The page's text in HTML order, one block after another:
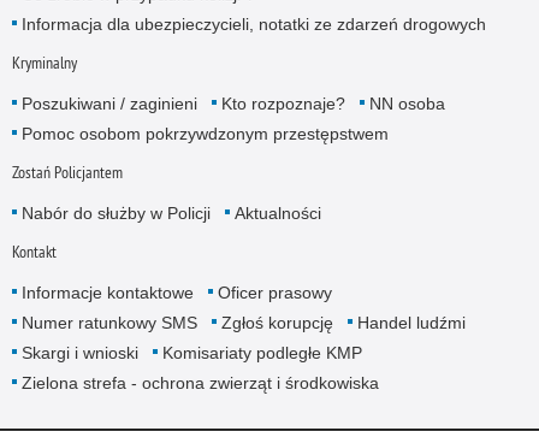
Informacja dla ubezpieczycieli, notatki ze zdarzeń drogowych
Kryminalny
Poszukiwani / zaginieni Kto rozpoznaje?
NN osoba
Pomoc osobom pokrzywdzonym przestępstwem
Zostań Policjantem
Nabór do służby w Policji Aktualności
Kontakt
Informacje kontaktowe
Oficer prasowy
Numer ratunkowy SMS
Zgłoś korupcję
Handel ludźmi
Skargi i wnioski
Komisariaty podległe KMP
Zielona strefa - ochrona zwierząt i środkowiska